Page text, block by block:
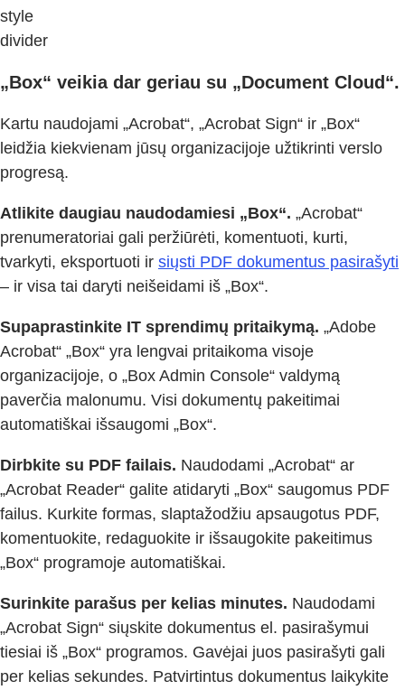
style
divider
„Box“ veikia dar geriau su „Document Cloud“.
Kartu naudojami „Acrobat“, „Acrobat Sign“ ir „Box“
leidžia kiekvienam jūsų organizacijoje užtikrinti verslo
progresą.
Atlikite daugiau naudodamiesi „Box“. „Acrobat“
prenumeratoriai gali peržiūrėti, komentuoti, kurti,
tvarkyti, eksportuoti ir siųsti PDF dokumentus pasirašyti
– ir visa tai daryti neišeidami iš „Box“.
Supaprastinkite IT sprendimų pritaikymą. „Adobe
Acrobat“ „Box“ yra lengvai pritaikoma visoje
organizacijoje, o „Box Admin Console“ valdymą
paverčia malonumu. Visi dokumentų pakeitimai
automatiškai išsaugomi „Box“.
Dirbkite su PDF failais. Naudodami „Acrobat“ ar
„Acrobat Reader“ galite atidaryti „Box“ saugomus PDF
failus. Kurkite formas, slaptažodžiu apsaugotus PDF,
komentuokite, redaguokite ir išsaugokite pakeitimus
„Box“ programoje automatiškai.
Surinkite parašus per kelias minutes. Naudodami
„Acrobat Sign“ siųskite dokumentus el. pasirašymui
tiesiai iš „Box“ programos. Gavėjai juos pasirašyti gali
per kelias sekundes. Patvirtintus dokumentus laikykite